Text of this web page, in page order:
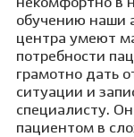
некомфортно в
обучению наши
центра умеют
потребности
грамотно дать
ситуации и
специалисту.
пациентом в